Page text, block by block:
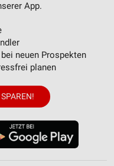
App.
neuen Prospekten
planen